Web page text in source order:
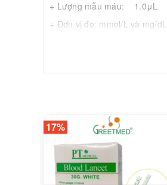
+ Lượng mẫu máu: 1.0μL
+ Đơn vị đo: mmol/L và mg/dL
17%